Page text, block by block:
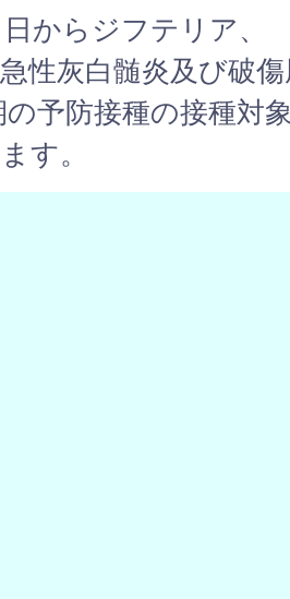
からジフテリア、
性灰白髄炎及び破
予防接種の接種対
す。